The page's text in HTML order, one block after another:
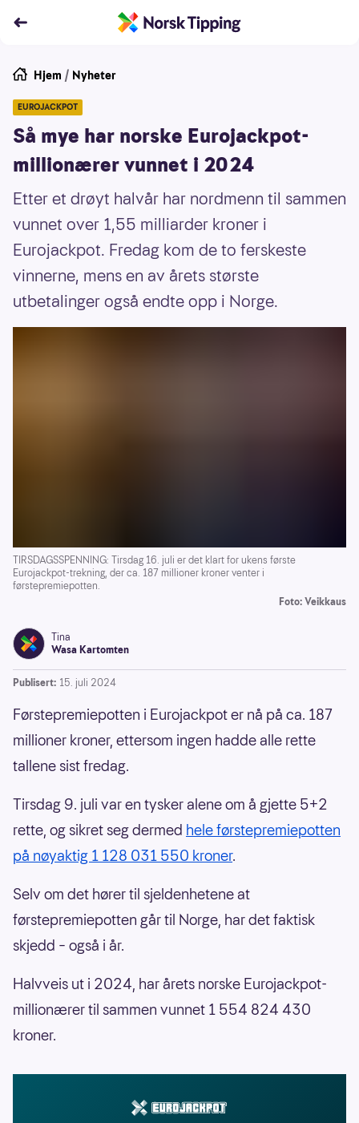
Hjem / Nyheter
EUROJACKPOT
Så mye har norske Eurojackpot-
millionærer vunnet i 2024
Etter et drøyt halvår har nordmenn til sammen
vunnet over 1,55 milliarder kroner i
Eurojackpot. Fredag kom de to ferskeste
vinnerne, mens en av årets største
utbetalinger også endte opp i Norge.
TIRSDAGSSPENNING: Tirsdag 16. juli er det klart for ukens første
Eurojackpot-trekning, der ca. 187 millioner kroner venter i
førstepremiepotten.
Foto: Veikkaus
Tina
Wasa Kartomten
Publisert: 15. juli 2024
Førstepremiepotten i Eurojackpot er nå på ca. 187
millioner kroner, ettersom ingen hadde alle rette
tallene sist fredag.
Tirsdag 9. juli var en tysker alene om å gjette 5+2
rette, og sikret seg dermed hele førstepremiepotten
på nøyaktig 1 128 031 550 kroner.
Selv om det hører til sjeldenhetene at
førstepremiepotten går til Norge, har det faktisk
skjedd – også i år.
Halvveis ut i 2024, har årets norske Eurojackpot-
millionærer til sammen vunnet 1 554 824 430
kroner.